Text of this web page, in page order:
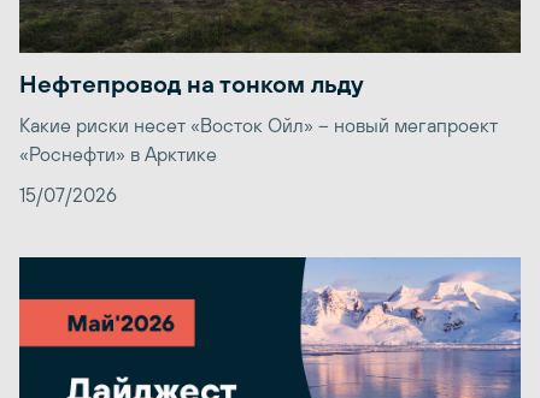
Нефтепровод на тонком льду
Какие риски несет «Восток Ойл» – новый мегапроект
«Роснефти» в Арктике
15/07/2026